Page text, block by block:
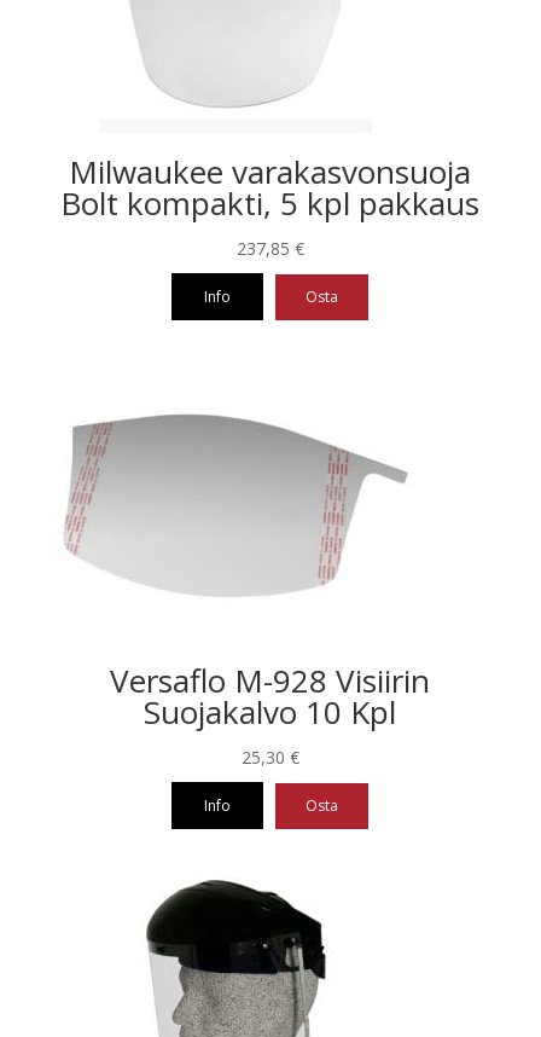
Milwaukee varakasvonsuoja
Bolt kompakti, 5 kpl pakkaus
237,85 €
Info Osta
useampi
muunnelma.
Voit
tehdä
valinnat
tuotteen
Versaflo M-928 Visiirin
Suojakalvo 10 Kpl
25,30 €
Info Osta